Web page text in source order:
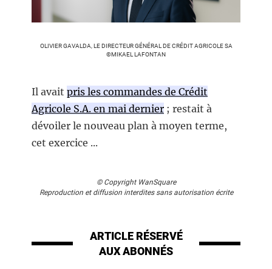
OLIVIER GAVALDA, LE DIRECTEUR GÉNÉRAL DE CRÉDIT AGRICOLE SA
©MIKAEL LAFONTAN
Il avait pris les commandes de Crédit
Agricole S.A. en mai dernier ; restait à
dévoiler le nouveau plan à moyen terme,
cet exercice ...
© Copyright WanSquare
Reproduction et diffusion interdites sans autorisation écrite
ARTICLE RÉSERVÉ
AUX ABONNÉS